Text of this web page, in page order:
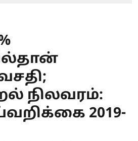
நிலவரம்:
2019-